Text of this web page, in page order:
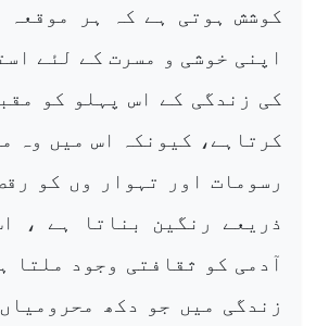
کوشش ہوتی ہے کہ ہر موقعہ
اپنی خوشی و مسرت کے لئے
کی زندگی کے اس پہلو کو
کرتاہے، کیونکہ اس میں وہ
رسومات اور تہوار وں کو
ذریعے رنگین بناتا ہے ،
آدمی کو ثقافتی وجود ملتا
زندگی میں جو دکھ